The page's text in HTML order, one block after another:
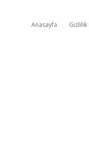
Anasayfa Gizlilik